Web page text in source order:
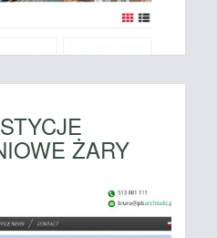
ŻARY